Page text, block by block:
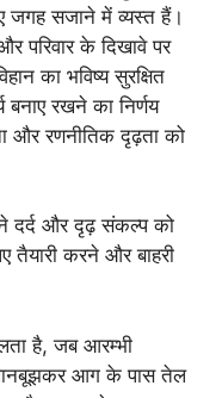
जगह सजाने में व्यस्त हैं।
परिवार के दिखावे पर
का भविष्य सुरक्षित
रखने का निर्णय
और रणनीतिक दृढ़ता को
दर्द और दृढ़ संकल्प को
करने और बाहरी
है, जब आरम्भी
जानबूझकर आग के पास तेल